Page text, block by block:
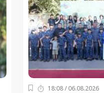
18:08 / 06.08.2026